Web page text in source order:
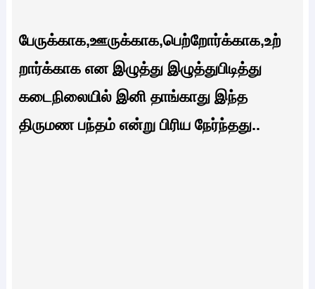
பேருக்காக,ஊருக்காக,பெற்றோர்க்காக,உற்
றார்க்காக என இழுத்து இழுத்துபிடித்து
கடைநிலையில் இனி தாங்காது இந்த
திருமண பந்தம் என்று பிரிய நேர்ந்தது..